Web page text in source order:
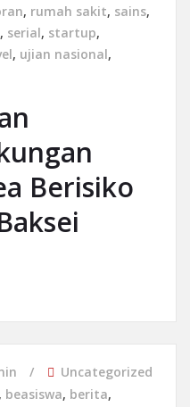
, rumah sakit, sains,
, serial, startup,
, ujian nasional,
Berisiko
Uncategorized
, beasiswa, berita,